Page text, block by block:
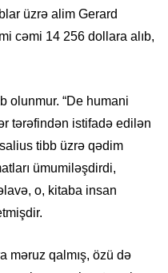
üzrə alim Gerard
cəmi 14 256 dollara alıb,
olunmur. “De humani
tərəfindən istifadə edilən
tibb üzrə qədim
ümumiləşdirdi,
o, kitaba insan
məruz qalmış, özü də